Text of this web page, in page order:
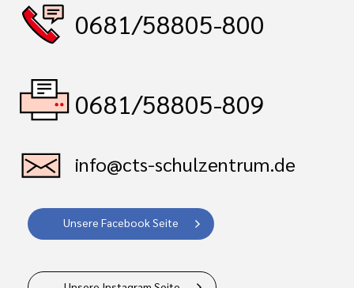
0681/58805-800
0681/58805-809
info@cts-schulzentrum.de
Unsere Facebook Seite